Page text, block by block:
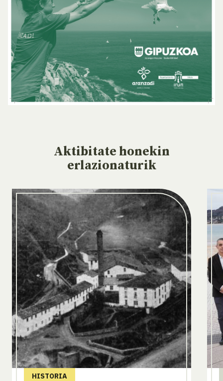
Aktibitate honekin
erlazionaturik
HISTORIA